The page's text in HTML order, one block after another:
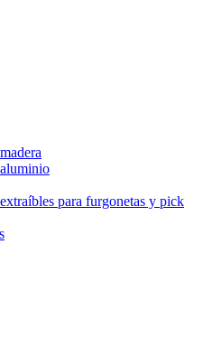
para furgonetas y pick